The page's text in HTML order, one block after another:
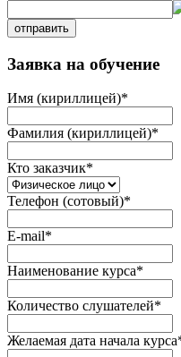
отправить
Заявка на обучение
Имя (кириллицей)*
Фамилия (кириллицей)*
Кто заказчик*
Телефон (сотовый)*
E-mail*
Наименование курса*
Количество слушателей*
Желаемая дата начала курса